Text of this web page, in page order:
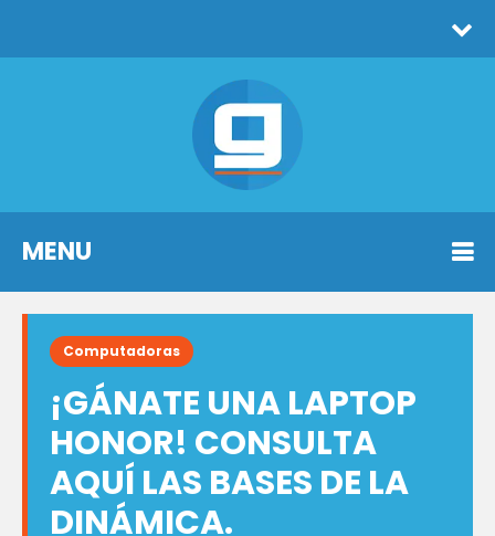
MENU
Computadoras
¡GÁNATE UNA LAPTOP
HONOR! CONSULTA
AQUÍ LAS BASES DE LA
DINÁMICA.